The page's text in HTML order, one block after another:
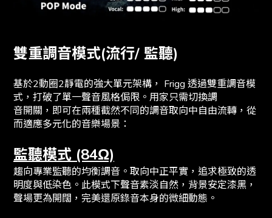
雙重調音模式(流行/ 監聽)
基於2動圈2靜電的強大單元架構， Frigg 透過雙重調音模
式，打破了單一聲音風格侷限。用家只需切換調
音開關，即可在兩種截然不同的調音取向中自由流轉，從
而適應多元化的音樂場景：
監聽模式 (84Ω)
趨向專業監聽的均衡調音。取向中正平實，追求極致的透
明度與低染色。此模式下聲音素淡自然，背景安定漆黑，
聲場更為開闊，完美還原錄音本身的微細動態。